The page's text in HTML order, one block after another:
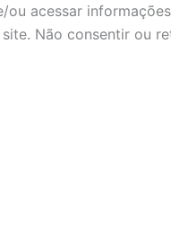
acessar
Não consentir ou